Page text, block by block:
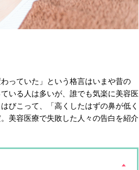
っていた」という格言はいまや昔の
いる人は多いが、誰でも気楽に美容医
びこって、「高くしたはずの鼻が低く
美容医療で失敗した人々の告白を紹介